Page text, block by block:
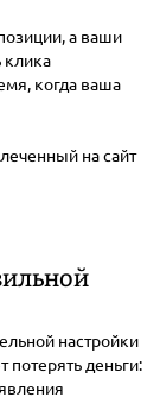
а ваши
клика
когда ваша
на сайт
настройки
деньги: